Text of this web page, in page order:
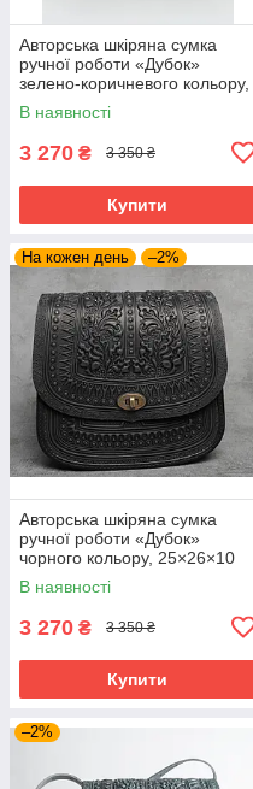
Авторська шкіряна сумка
ручної роботи «Дубок»
зелено-коричневого кольору,
25×26×10 см
В наявності
3 270 ₴ 3 350 ₴
Купити
На кожен день –2%
Авторська шкіряна сумка
ручної роботи «Дубок»
чорного кольору, 25×26×10
см
В наявності
3 270 ₴ 3 350 ₴
Купити
–2%